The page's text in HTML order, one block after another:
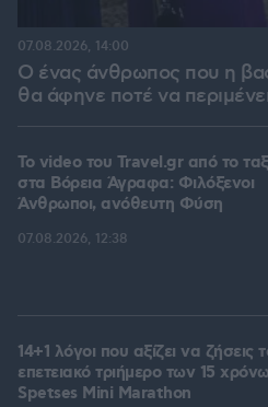
Ο ένας άνθρωπος που η
θα άφηνε ποτέ να
07.08.2026, 14:00
To video του Travel.gr από το
στα Βόρεια Άγραφα: Φιλόξενοι
Άνθρωποι, ανόθευτη Φύση
07.08.2026, 12:38
14+1 λόγοι που αξίζει να ζήσεις
επετειακό τριήμερο των 15
Spetses Mini Marathon